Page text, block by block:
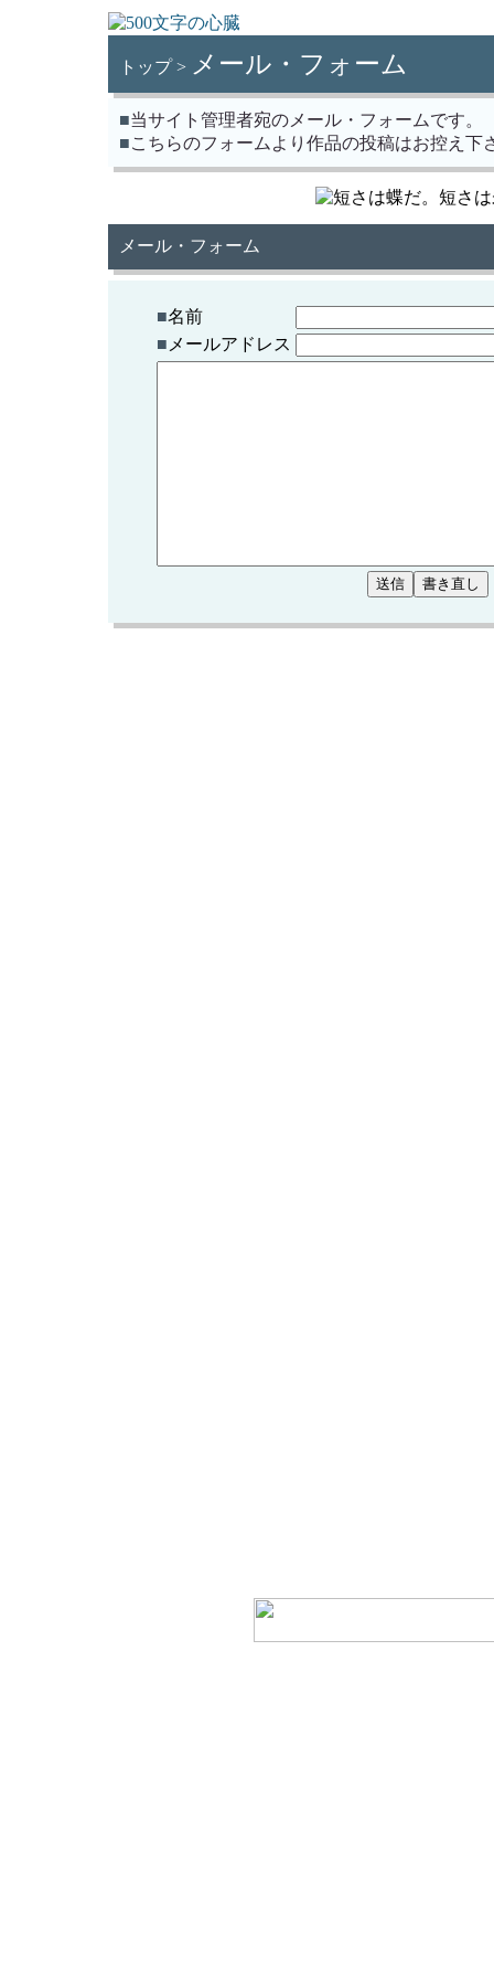
トップ > メール・フォーム
■当サイト管理者宛のメール・フォームです。
■こちらのフォームより作品の投稿はお控え下
メール・フォーム
■名前
■ メールアドレス